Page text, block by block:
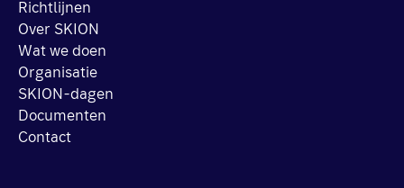
Richtlijnen
Over SKION
Wat we doen
Organisatie
SKION-dagen
Documenten
Contact